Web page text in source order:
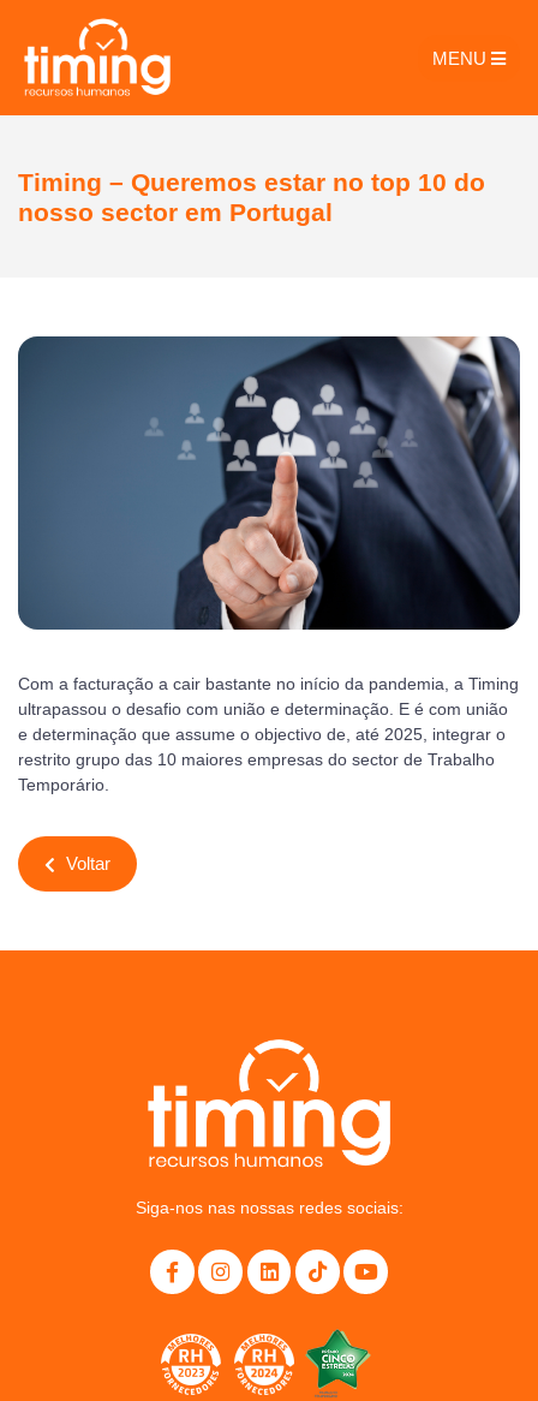
MENU
Timing – Queremos estar no top 10 do
nosso sector em Portugal
Com a facturação a cair bastante no início da pandemia, a Timing
ultrapassou o desafio com união e determinação. E é com união
e determinação que assume o objectivo de, até 2025, integrar o
restrito grupo das 10 maiores empresas do sector de Trabalho
Temporário.
Voltar
Siga-nos nas nossas redes sociais: